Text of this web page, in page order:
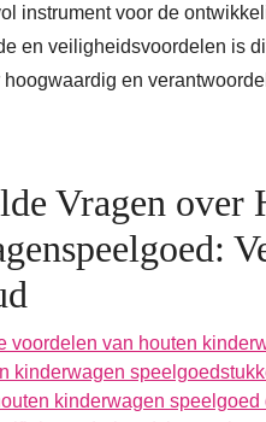
instrument voor de
en veiligheidsvoordelen is
en
Vragen over
voordelen van houten
kinderwagen
kinderwagen